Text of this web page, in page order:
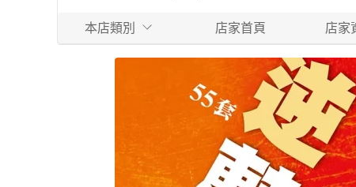
本店類別 店家首頁 店家